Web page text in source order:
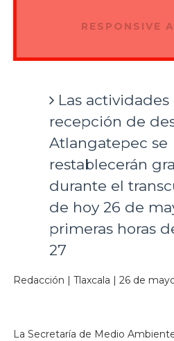
RESPONSIVE
Las actividades
recepción de
Atlangatepec se
restablecerán
durante el
de hoy 26 de
primeras horas
27
Redacción | Tlaxcala | 26 de
La Secretaría de Medio